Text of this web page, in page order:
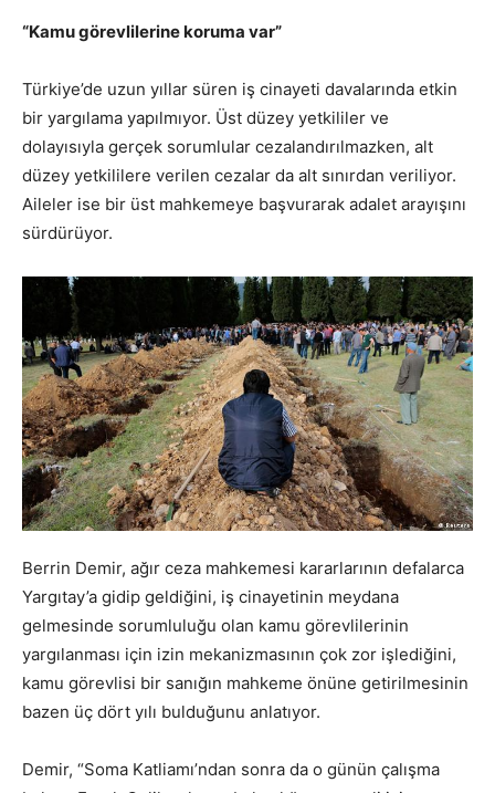
“Kamu görevlilerine koruma var”
Türkiye’de uzun yıllar süren iş cinayeti davalarında etkin
bir yargılama yapılmıyor. Üst düzey yetkililer ve
dolayısıyla gerçek sorumlular cezalandırılmazken, alt
düzey yetkililere verilen cezalar da alt sınırdan veriliyor.
Aileler ise bir üst mahkemeye başvurarak adalet arayışını
sürdürüyor.
Berrin Demir, ağır ceza mahkemesi kararlarının defalarca
Yargıtay’a gidip geldiğini, iş cinayetinin meydana
gelmesinde sorumluluğu olan kamu görevlilerinin
yargılanması için izin mekanizmasının çok zor işlediğini,
kamu görevlisi bir sanığın mahkeme önüne getirilmesinin
bazen üç dört yılı bulduğunu anlatıyor.
Demir, “Soma Katliamı’ndan sonra da o günün çalışma